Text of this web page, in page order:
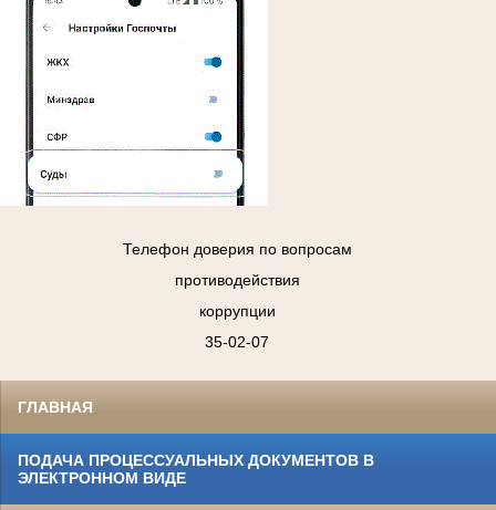
Телефон доверия по вопросам
противодействия
коррупции
35-02-07
ГЛАВНАЯ
ПОДАЧА ПРОЦЕССУАЛЬНЫХ ДОКУМЕНТОВ В
ЭЛЕКТРОННОМ ВИДЕ